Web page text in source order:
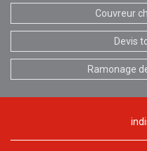
Couvreur
Devis
Ramonage